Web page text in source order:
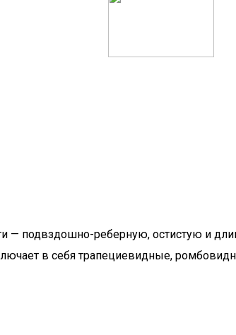
— подвздошно-реберную, остистую и
в себя трапециевидные,